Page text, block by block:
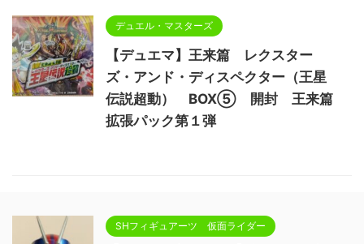
デュエル・マスターズ
【デュエマ】王来篇 レクスター
ズ・アンド・ディスペクター（王星
伝説超動） BOX⑤ 開封 王来篇
拡張パック第１弾
SHフィギュアーツ 仮面ライダー